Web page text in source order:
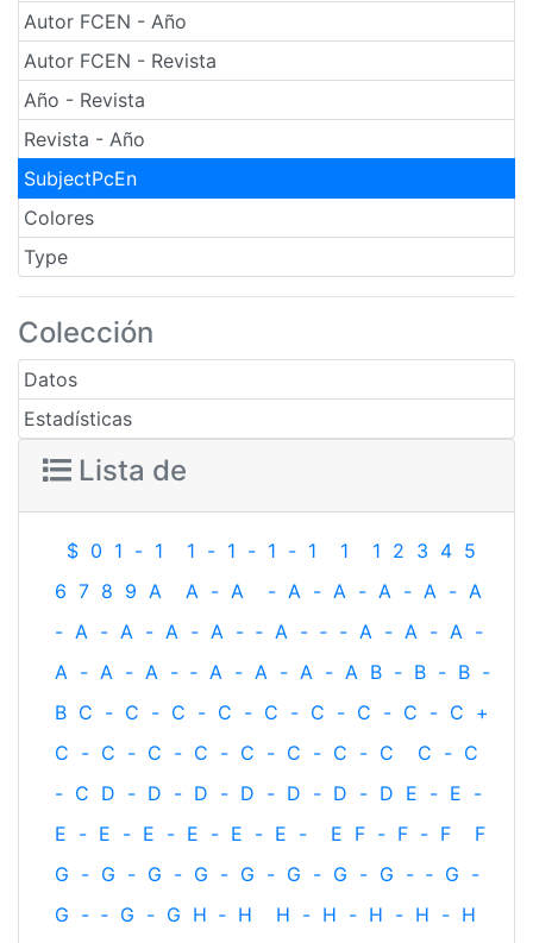
Autor FCEN - Año
Autor FCEN - Revista
Año - Revista
Revista - Año
SubjectPcEn
Colores
Type
Colección
Datos
Estadísticas
Lista de
$ 0 1 - 1 1 - 1 - 1 - 1 1 1 2 3 4 5
6 7 8 9 A A - A - A - A - A - A - A
- A - A - A - A - ‐ A - ‐ - A - A - A -
A - A - A - ‐ A - A - A - A B - B - B -
B C - C - C - C - C - C - C - C - C +
C - C - C - C - C - C - C - C C - C
- C D - D - D - D - D - D - D E - E -
E - E - E - E - E - E - E F - F - F
F
G - G - G - G - G - G - G - G - ‐ G -
G - ‐ G - G H ‐ H H - H - H - H - H